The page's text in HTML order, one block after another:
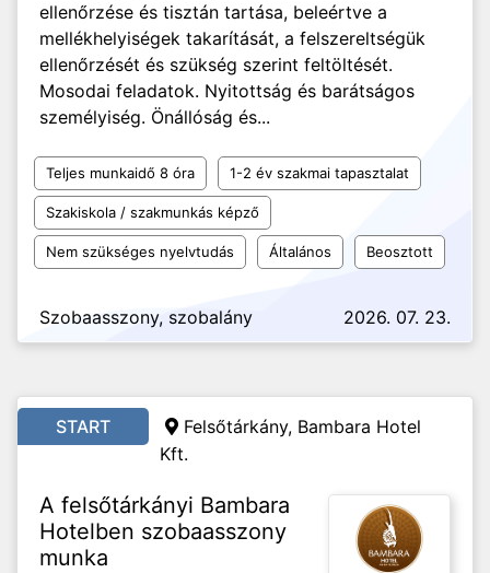
ellenőrzése és tisztán tartása, beleértve a
mellékhelyiségek takarítását, a felszereltségük
ellenőrzését és szükség szerint feltöltését.
Mosodai feladatok. Nyitottság és barátságos
személyiség. Önállóság és...
Teljes munkaidő 8 óra 1-2 év szakmai tapasztalat
Szakiskola / szakmunkás képző
Nem szükséges nyelvtudás Általános Beosztott
Szobaasszony, szobalány 2026. 07. 23.
START
Felsőtárkány, Bambara Hotel
Kft.
A felsőtárkányi Bambara
Hotelben szobaasszony
munka